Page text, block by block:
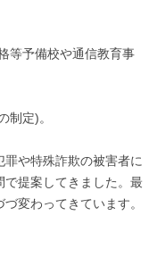
等予備校や通信教育事
制定)。
や特殊詐欺の被害者に
提案してきました。最
変わってきています。